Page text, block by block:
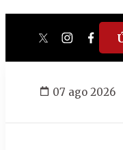
twitter
07 ago 2026